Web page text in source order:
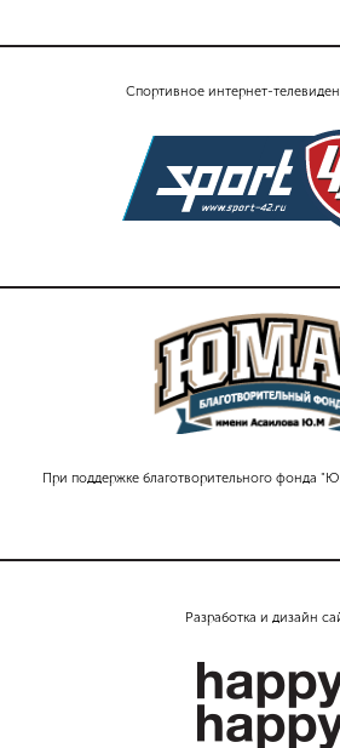
Спортивное интернет-
При поддержке благотворительного фонда
Разработка и дизайн